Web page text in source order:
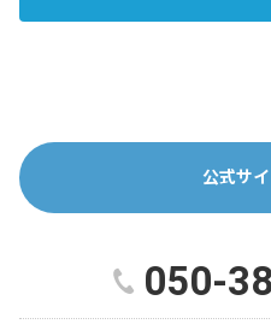
公式サ
050-